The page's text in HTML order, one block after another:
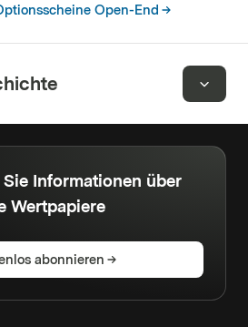
Open-End
Informationen über
Wertpapiere
abonnieren